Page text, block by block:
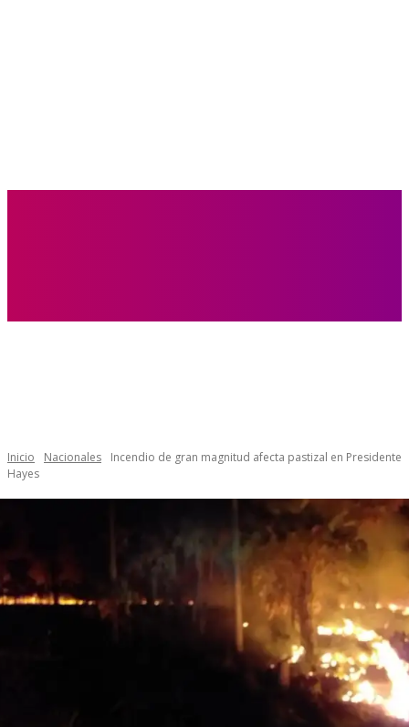
Inicio Nacionales
Incendio de gran magnitud afecta pastizal en Presidente
Hayes